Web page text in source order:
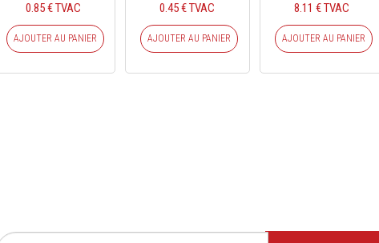
0.85 € TVAC
AJOUTER AU PANIER
0.45 € TVAC
AJOUTER AU PANIER
8.11 € TVAC
AJOUTER AU PANIER